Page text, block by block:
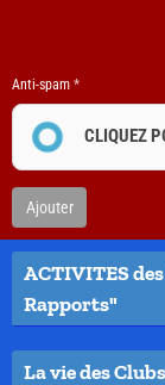
Anti-spam
CLIQUEZ
Ajouter
ACTIVITES
Rapports"
La vie des Clubs